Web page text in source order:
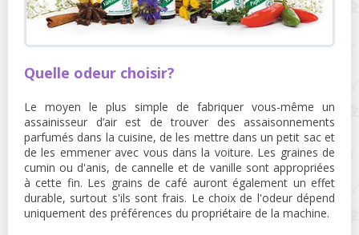
Quelle odeur choisir?
Le moyen le plus simple de fabriquer vous-même un
assainisseur d’air est de trouver des assaisonnements
parfumés dans la cuisine, de les mettre dans un petit sac et
de les emmener avec vous dans la voiture. Les graines de
cumin ou d'anis, de cannelle et de vanille sont appropriées
à cette fin. Les grains de café auront également un effet
durable, surtout s'ils sont frais. Le choix de l'odeur dépend
uniquement des préférences du propriétaire de la machine.